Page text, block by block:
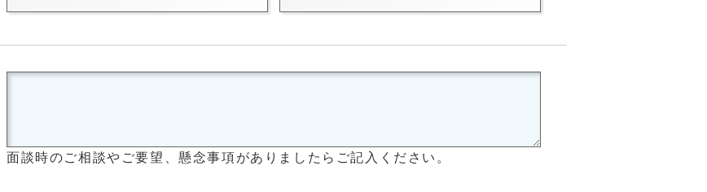
面談時のご相談やご要望、懸念事項がありましたらご記入ください。